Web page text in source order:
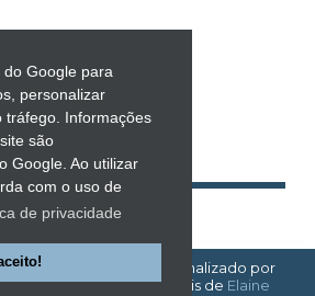
do Google para
personalizar
tráfego. Informações
são
Google. Ao utilizar
com o uso de
de privacidade
Celeste Bradley
Chantelle Shaw
Charles Dickens
Charlie Donlea
Charlotte Brontë
Charlotte Lamb
Chevy Stevens
PELE!
| Template personalizado por
Pelecom base nos tutoriais de Elaine